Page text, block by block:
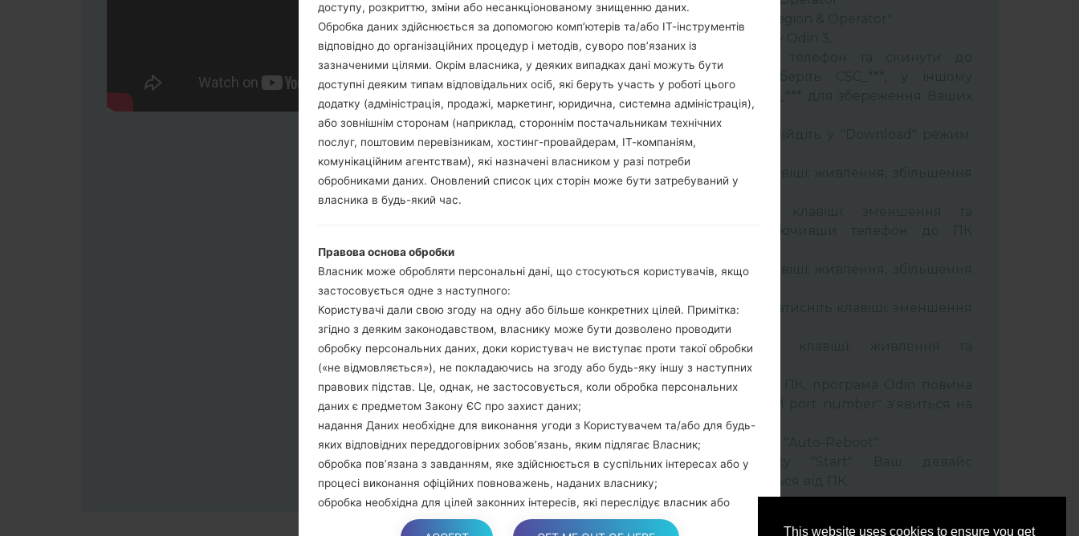
This website uses cookies to ensure you get
HOME_CSC_***: "Country & Region & Operator"
Додайте усі файли у програму Odin 3.
Якщо ви хочете прошити телефон та скинути до
заводських налаштувань оберіть CSC_***, у іншому
випадку виберіть HOME_CSC_*** для збереження Ваших
Тепер вимкніть пристрій і увійдіть у "Download" режим.
Усі методи як це зробити:
Натисніть та утримуйти клавіші: живлення, збільшення
Натисніть та утримуйти клавіші: живлення, збільшення
Підключіть USB кабель та натисніть клавіші: зменшення
звуку та Bixbi.
Натисніть та утримуйти клавіші: живлення та
збільшення гучності.
Далі підключить телефон до ПК, програма Odin повина
виявити Ваш девайс та "COM port number" з'явиться на
екрані.
Вказуйте лише "F.Reset" час та "Auto-Reboot".
В кінці натисніть кнопку "Start". Ваш девайс
перезагрузиться та відєднається від ПК.
доступу, розкриттю, зміни або несанкціонованому знищенню даних.
Обробка даних здійснюється за допомогою комп’ютерів та/або ІТ-інструментів
відповідно до організаційних процедур і методів, суворо пов’язаних із
зазначеними цілями. Окрім власника, у деяких випадках дані можуть бути
доступні деяким типам відповідальних осіб, які беруть участь у роботі цього
додатку (адміністрація, продажі, маркетинг, юридична, системна адміністрація),
або зовнішнім сторонам (наприклад, стороннім постачальникам технічних
послуг, поштовим перевізникам, хостинг-провайдерам, ІТ-компаніям,
комунікаційним агентствам), які назначені власником у разі потреби
обробниками даних. Оновлений список цих сторін може бути затребуваний у
власника в будь-який час.
Правова основа обробки
Власник може обробляти персональні дані, що стосуються користувачів, якщо
застосовується одне з наступного:
Користувачі дали свою згоду на одну або більше конкретних цілей. Примітка:
згідно з деяким законодавством, власнику може бути дозволено проводити
обробку персональних даних, доки користувач не виступає проти такої обробки
(«не відмовляється»), не покладаючись на згоду або будь-яку іншу з наступних
правових підстав. Це, однак, не застосовується, коли обробка персональних
даних є предметом Закону ЄС про захист даних;
надання Даних необхідне для виконання угоди з Користувачем та/або для будь-
яких відповідних переддоговірних зобов’язань, яким підлягає Власник;
обробка пов’язана з завданням, яке здійснюється в суспільних інтересах або у
процесі виконання офіційних повноважень, наданих власнику;
обробка необхідна для цілей законних інтересів, які переслідує власник або